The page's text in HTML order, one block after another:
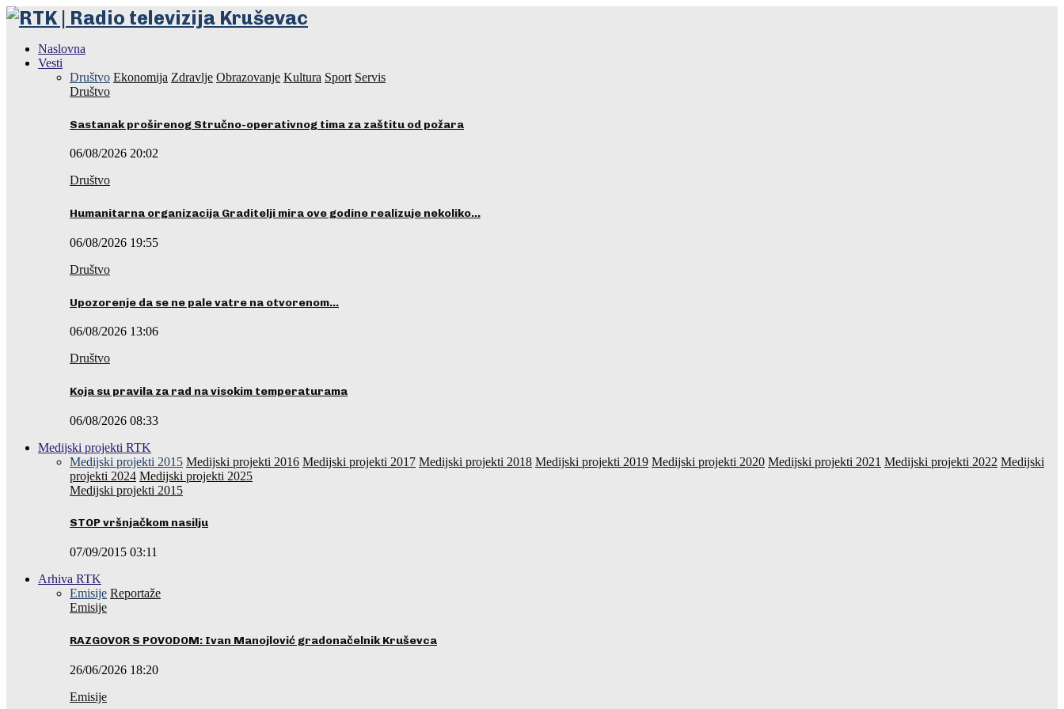
Naslovna
Vesti
Društvo Ekonomija Zdravlje Obrazovanje Kultura Sport Servis
Društvo
Sastanak proširenog Stručno-operativnog tima za zaštitu od požara
06/08/2026 20:02
Društvo
Humanitarna organizacija Graditelji mira ove godine realizuje nekoliko…
06/08/2026 19:55
Društvo
Upozorenje da se ne pale vatre na otvorenom…
06/08/2026 13:06
Društvo
Koja su pravila za rad na visokim temperaturama
06/08/2026 08:33
Medijski projekti RTK
Medijski projekti 2015 Medijski projekti 2016 Medijski projekti 2017 Medijski projekti 2018 Medijski projekti 2019 Medijski projekti 2020 Medijski projekti 2021 Medijski projekti 2022 Medijski
projekti 2024 Medijski projekti 2025
Medijski projekti 2015
STOP vršnjačkom nasilju
07/09/2015 03:11
Arhiva RTK
Emisije Reportaže
Emisije
RAZGOVOR S POVODOM: Ivan Manojlović gradonačelnik Kruševca
26/06/2026 18:20
Emisije